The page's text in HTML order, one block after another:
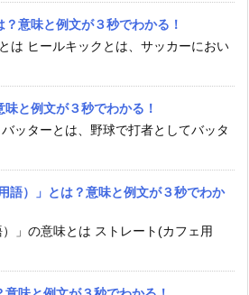
？意味と例文が３秒でわかる！
は ヒールキックとは、サッカーにおい
味と例文が３秒でわかる！
バッターとは、野球で打者としてバッタ
語）」とは？意味と例文が３秒でわか
）」の意味とは ストレート(カフェ用